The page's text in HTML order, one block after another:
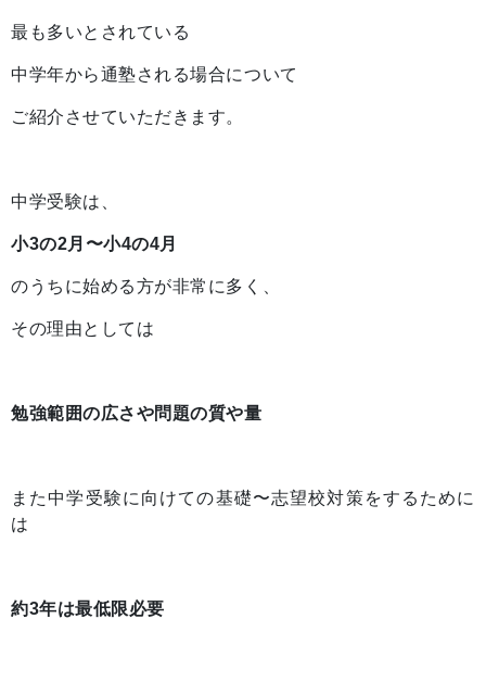
最も多いとされている
中学年から通塾される場合について
ご紹介させていただきます。
中学受験は、
小3の2月〜小4の4月
のうちに始める方が非常に多く、
その理由としては
勉強範囲の広さや問題の質や量
また中学受験に向けての基礎〜志望校対策をするために
は
約3年は最低限必要